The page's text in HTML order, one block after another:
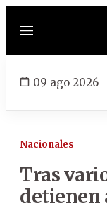
Menú
09 ago 2026
Nacionales
Tras
detienen